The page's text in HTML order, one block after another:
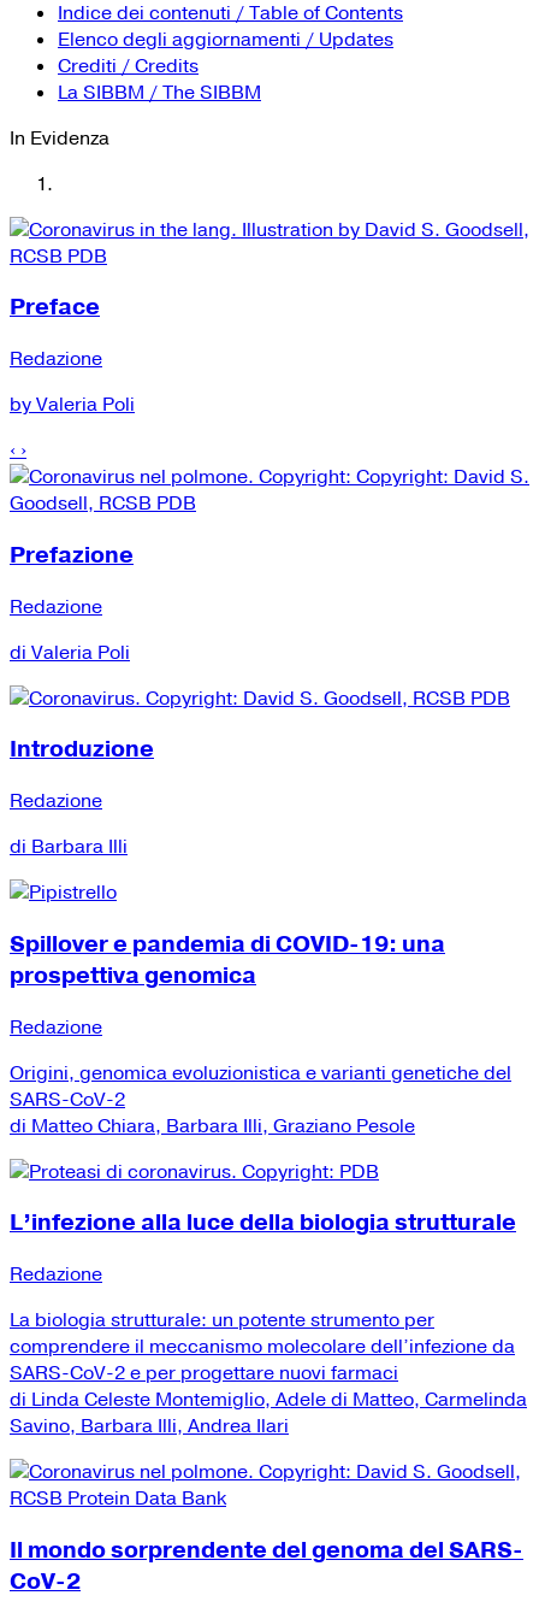
Tutti i siti Zanichelli per la scuola
Collezioni Università
Facebook
Twitter
Instagram
Instagram scuola
Mail
Indice dei contenuti / Table of Contents
Elenco degli aggiornamenti / Updates
Crediti / Credits
La SIBBM / The SIBBM
In Evidenza
Preface
Redazione
by Valeria Poli
‹ ›
Prefazione
Redazione
di Valeria Poli
Introduzione
Redazione
di Barbara Illi
Spillover e pandemia di COVID-19: una
prospettiva genomica
Redazione
Origini, genomica evoluzionistica e varianti genetiche del
SARS-CoV-2
di Matteo Chiara, Barbara Illi, Graziano Pesole
L’infezione alla luce della biologia strutturale
Redazione
La biologia strutturale: un potente strumento per
comprendere il meccanismo molecolare dell’infezione da
SARS-CoV-2 e per progettare nuovi farmaci
di Linda Celeste Montemiglio, Adele di Matteo, Carmelinda
Savino, Barbara Illi, Andrea Ilari
Il mondo sorprendente del genoma del SARS-
CoV-2